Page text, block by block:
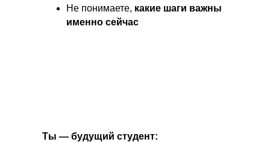
Не понимаете, какие шаги важны
именно сейчас
Ты — будущий студент: